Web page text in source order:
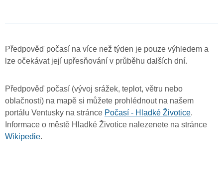
Předpověď počasí na více než týden je pouze výhledem a
lze očekávat její upřesňování v průběhu dalších dní.
Předpověď počasí (vývoj srážek, teplot, větru nebo
oblačnosti) na mapě si můžete prohlédnout na našem
portálu Ventusky na stránce Počasí - Hladké Životice.
Informace o městě Hladké Životice nalezenete na stránce
Wikipedie.